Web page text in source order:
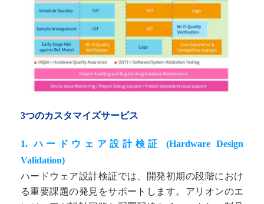
3つのカスタマイズサービス
1.ハードウェア設計検証
(Hardware Design
Validation)
ハードウェア設計検証では、開発初期の段階におけ
る重要課題の発見をサポートします。アリオンのエ